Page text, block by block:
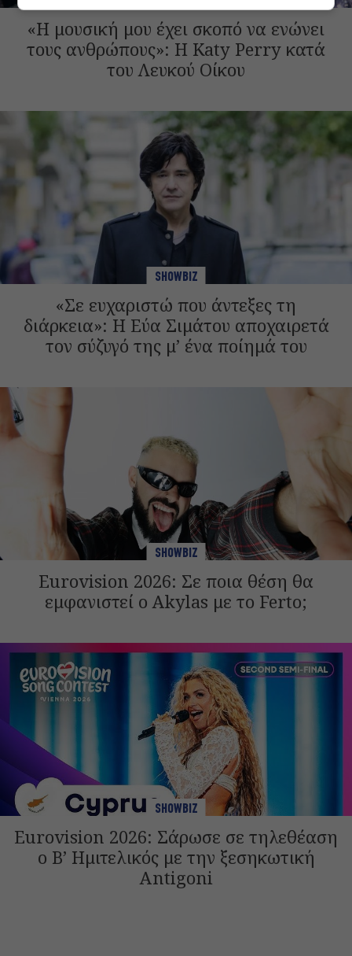
«Η μουσική μου έχει σκοπό να ενώνει
τους ανθρώπους»: Η Katy Perry κατά
του Λευκού Οίκου
SHOWBIZ
«Σε ευχαριστώ που άντεξες τη
διάρκεια»: Η Εύα Σιμάτου αποχαιρετά
τον σύζυγό της μ’ ένα ποίημά του
SHOWBIZ
Eurovision 2026: Σε ποια θέση θα
εμφανιστεί ο Akylas με το Ferto;
SHOWBIZ
Eurovision 2026: Σάρωσε σε τηλεθέαση
ο Β’ Ημιτελικός με την ξεσηκωτική
Antigoni